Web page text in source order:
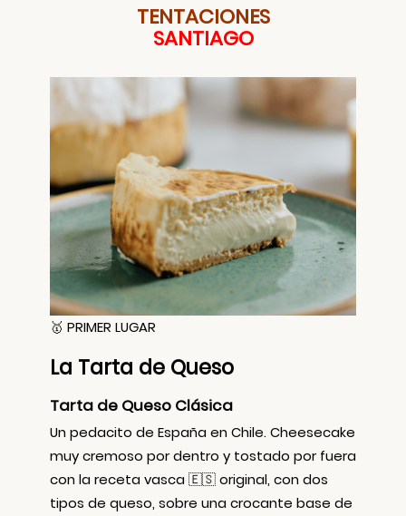
TENTACIONES
SANTIAGO
🥇 PRIMER LUGAR
La Tarta de Queso
Tarta de Queso Clásica
Un pedacito de España en Chile. Cheesecake
muy cremoso por dentro y tostado por fuera
con la receta vasca 🇪🇸 original, con dos
tipos de queso, sobre una crocante base de